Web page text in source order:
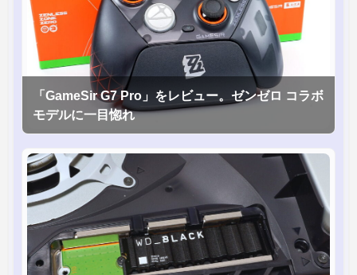
「GameSir G7 Pro」をレビュー。ゼンゼロ コラボ
モデルに一目惚れ